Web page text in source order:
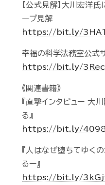
【公式見解】大川宏洋
ープ見解
https://bit.ly/
幸福の科学法務室公式
https://bit.ly/
《関連書籍》
『直撃インタビュー 大
る』
https://bit.ly/
『人はなぜ堕ちてゆく
るー』
https://bit.ly/